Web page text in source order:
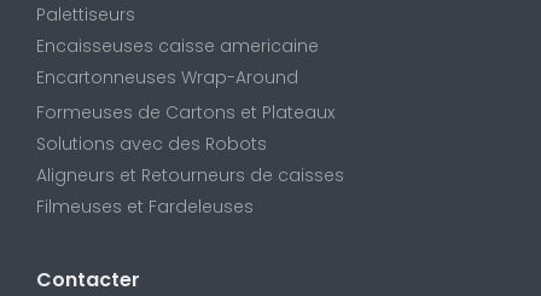
Palettiseurs
Encaisseuses caisse americaine
Encartonneuses Wrap-Around
Formeuses de Cartons et Plateaux
Solutions avec des Robots
Aligneurs et Retourneurs de caisses
Filmeuses et Fardeleuses
Contacter